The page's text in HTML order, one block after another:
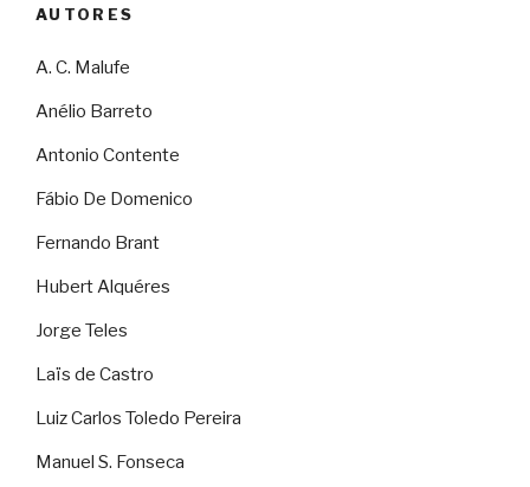
AUTORES
A. C. Malufe
Anélio Barreto
Antonio Contente
Fábio De Domenico
Fernando Brant
Hubert Alquéres
Jorge Teles
Laïs de Castro
Luiz Carlos Toledo Pereira
Manuel S. Fonseca